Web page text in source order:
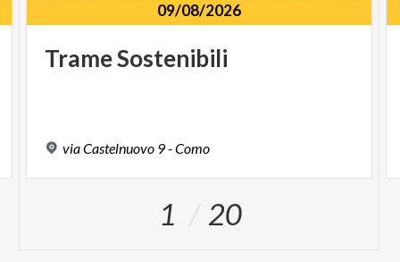
09/08/2026
TrameSostenibili
viaCastelnuovo 9-Como
1 20